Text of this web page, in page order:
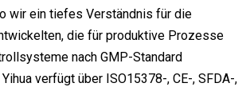
wir ein tiefes Verständnis für die
die für produktive Prozesse
nach GMP-Standard
verfügt über ISO15378-, CE-, SFDA-,